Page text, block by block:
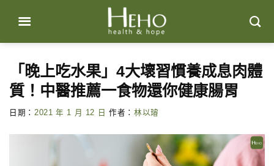
content
「晚上吃水果」4大壞習慣養成息肉體
質！中醫推薦一食物還你健康腸胃
日期： 2021 年 1 月 12 日 作者： 林以璿